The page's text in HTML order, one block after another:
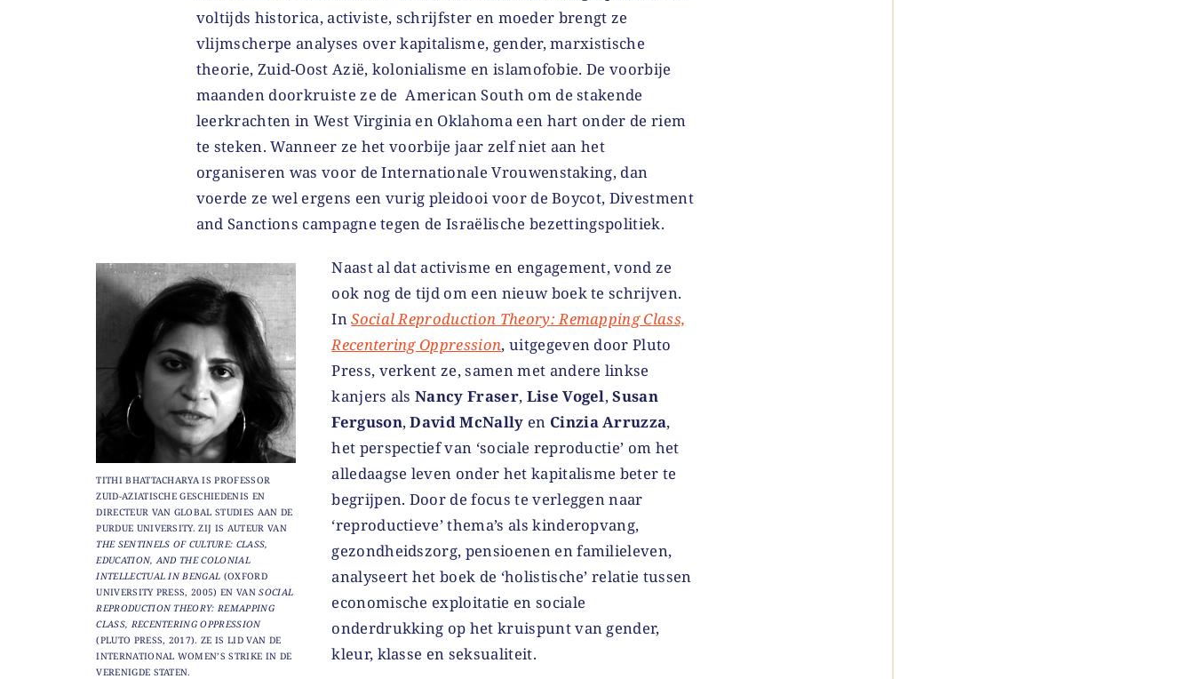
voltijds historica, activiste, schrijfster en moeder brengt ze
vlijmscherpe analyses over kapitalisme, gender, marxistische
theorie, Zuid-Oost Azië, kolonialisme en islamofobie. De voorbije
maanden doorkruiste ze de American South om de stakende
leerkrachten in West Virginia en Oklahoma een hart onder de riem
te steken. Wanneer ze het voorbije jaar zelf niet aan het
organiseren was voor de Internationale Vrouwenstaking, dan
voerde ze wel ergens een vurig pleidooi voor de Boycot, Divestment
and Sanctions campagne tegen de Israëlische bezettingspolitiek.
TITHI BHATTACHARYA IS PROFESSOR
ZUID-AZIATISCHE GESCHIEDENIS EN
DIRECTEUR VAN GLOBAL STUDIES AAN DE
PURDUE UNIVERSITY. ZIJ IS AUTEUR VAN
THE SENTINELS OF CULTURE: CLASS,
EDUCATION, AND THE COLONIAL
INTELLECTUAL IN BENGAL (OXFORD
UNIVERSITY PRESS, 2005) EN VANSOCIAL
REPRODUCTION THEORY: REMAPPING
CLASS, RECENTERING OPPRESSION
(PLUTO PRESS, 2017). ZE IS LID VAN DE
INTERNATIONAL WOMEN’S STRIKE IN DE
VERENIGDE STATEN.
Naast al dat activisme en engagement, vond ze
ook nog de tijd om een nieuw boek te schrijven.
InSocial Reproduction Theory: Remapping Class,
Recentering Oppression, uitgegeven door Pluto
Press, verkent ze, samen met andere linkse
kanjers alsNancy Fraser, Lise Vogel,Susan
Ferguson,David McNally en Cinzia Arruzza,
het perspectief van ‘sociale reproductie’ om het
alledaagse leven onder het kapitalisme beter te
begrijpen. Door de focus te verleggen naar
‘reproductieve’ thema’s als kinderopvang,
gezondheidszorg, pensioenen en familieleven,
analyseert het boek de ‘holistische’ relatie tussen
economische exploitatie en sociale
onderdrukking op het kruispunt van gender,
kleur, klasse en seksualiteit.